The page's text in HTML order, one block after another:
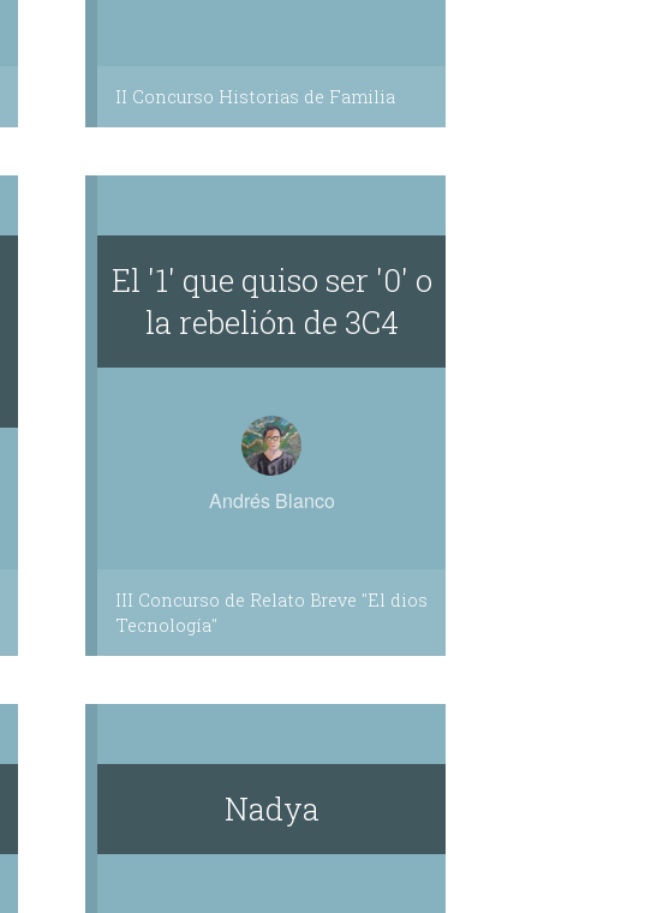
II Concurso Historias de Familia
El '1' que quiso ser '0' o
la rebelión de 3C4
Andrés Blanco
III Concurso de Relato Breve "El dios
Tecnología"
Nadya